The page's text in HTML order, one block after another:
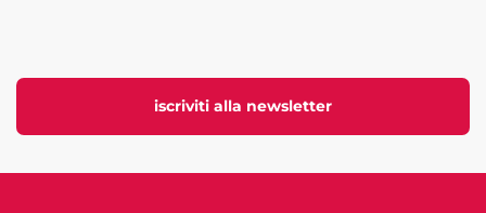
iscriviti alla newsletter